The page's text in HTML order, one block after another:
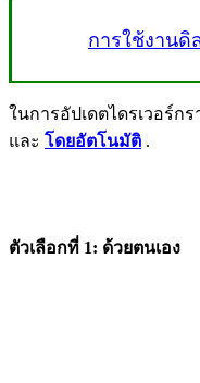
การใช้งานดิ
ในการอัปเดตไดรเวอร์ก
และ โดยอัตโนมัติ .
ตัวเลือกที่ 1: ด้วยตนเอง